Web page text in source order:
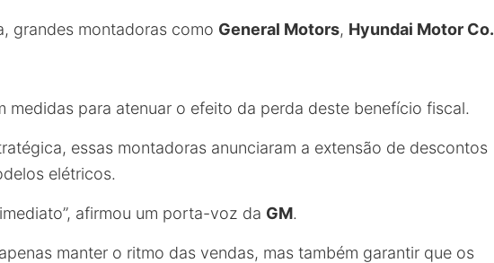
grandes montadoras como General Motors, Hyundai Motor Co.
medidas para atenuar o efeito da perda deste benefício fiscal.
essas montadoras anunciaram a extensão de descontos
elétricos.
afirmou um porta-voz da GM.
manter o ritmo das vendas, mas também garantir que os